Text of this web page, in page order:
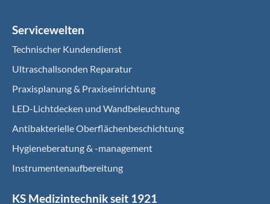
Servicewelten
Technischer Kundendienst
Ultraschallsonden Reparatur
Praxisplanung & Praxiseinrichtung
LED-Lichtdecken und Wandbeleuchtung
Antibakterielle Oberflächenbeschichtung
Hygieneberatung & -management
Instrumentenaufbereitung
KS Medizintechnik seit 1921